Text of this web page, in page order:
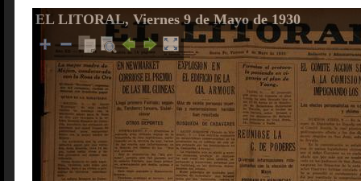
EL LITORAL, Viernes 9 de Mayo de 1930